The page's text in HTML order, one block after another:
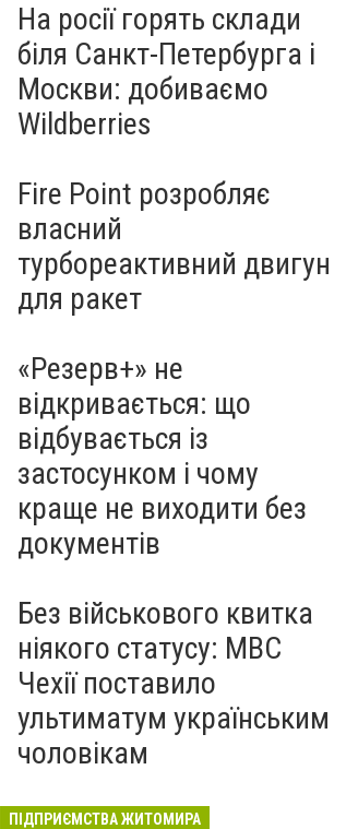
На росії горять склади
біля Санкт-Петербурга і
Москви: добиваємо
Wildberries
Fire Point розробляє
власний
турбореактивний двигун
для ракет
«Резерв+» не
відкривається: що
відбувається із
застосунком і чому
краще не виходити без
документів
Без військового квитка
ніякого статусу: МВС
Чехії поставило
ультиматум українським
чоловікам
ПІДПРИЄМСТВА ЖИТОМИРА